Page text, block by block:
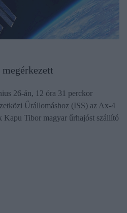
26-án, 12 óra 31 perckor
Űrállomáshoz (ISS) az Ax-4
Kapu Tibor magyar űrhajóst szállító